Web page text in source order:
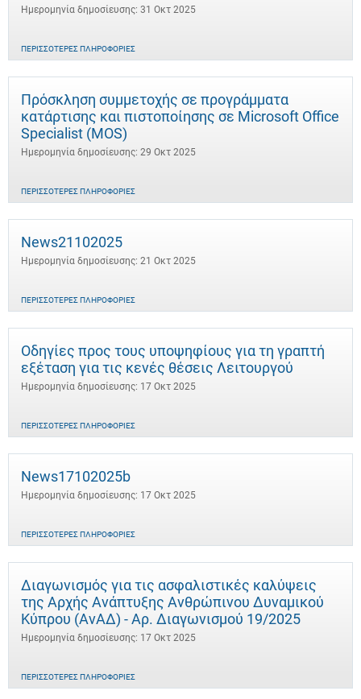
Ημερομηνία δημοσίευσης: 31 Οκτ 2025
ΠΕΡΙΣΣΌΤΕΡΕΣ ΠΛΗΡΟΦΟΡΊΕΣ
Πρόσκληση συμμετοχής σε προγράμματα
κατάρτισης και πιστοποίησης σε Microsoft Office
Specialist (MOS)
Ημερομηνία δημοσίευσης: 29 Οκτ 2025
ΠΕΡΙΣΣΌΤΕΡΕΣ ΠΛΗΡΟΦΟΡΊΕΣ
News21102025
Ημερομηνία δημοσίευσης: 21 Οκτ 2025
ΠΕΡΙΣΣΌΤΕΡΕΣ ΠΛΗΡΟΦΟΡΊΕΣ
Οδηγίες προς τους υποψηφίους για τη γραπτή
εξέταση για τις κενές θέσεις Λειτουργού
Ημερομηνία δημοσίευσης: 17 Οκτ 2025
ΠΕΡΙΣΣΌΤΕΡΕΣ ΠΛΗΡΟΦΟΡΊΕΣ
News17102025b
Ημερομηνία δημοσίευσης: 17 Οκτ 2025
ΠΕΡΙΣΣΌΤΕΡΕΣ ΠΛΗΡΟΦΟΡΊΕΣ
Διαγωνισμός για τις ασφαλιστικές καλύψεις
της Αρχής Ανάπτυξης Ανθρώπινου Δυναμικού
Κύπρου (ΑνΑΔ) - Αρ. Διαγωνισμού 19/2025
Ημερομηνία δημοσίευσης: 17 Οκτ 2025
ΠΕΡΙΣΣΌΤΕΡΕΣ ΠΛΗΡΟΦΟΡΊΕΣ